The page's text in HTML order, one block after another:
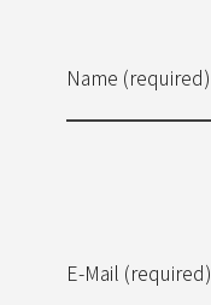
Name (required)
E-Mail (required)